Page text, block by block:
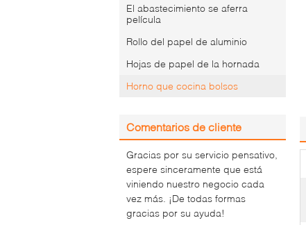
El abastecimiento se aferra
película
Rollo del papel de aluminio
Hojas de papel de la hornada
Horno que cocina bolsos
Comentarios de cliente
Gracias por su servicio pensativo,
espere sinceramente que está
viniendo nuestro negocio cada
vez más. ¡De todas formas
gracias por su ayuda!